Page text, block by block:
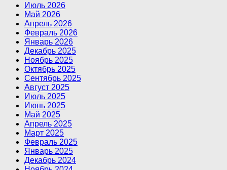
Июль 2026
Май 2026
Апрель 2026
Февраль 2026
Январь 2026
Декабрь 2025
Ноябрь 2025
Октябрь 2025
Сентябрь 2025
Август 2025
Июль 2025
Июнь 2025
Май 2025
Апрель 2025
Март 2025
Февраль 2025
Январь 2025
Декабрь 2024